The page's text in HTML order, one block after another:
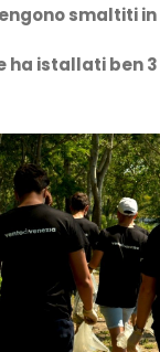
smaltiti
ha istallati ben